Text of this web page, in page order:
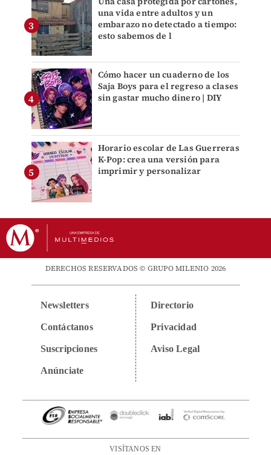
una vida entre adultos y un
embarazo no detectado a tiempo:
esto sabemos de l
Cómo hacer un cuaderno de los
Saja Boys para el regreso a clases
sin gastar mucho dinero | DIY
Horario escolar de Las Guerreras
K-Pop: crea una versión para
imprimir y personalizar
DERECHOS RESERVADOS © GRUPO MILENIO 2026
Newsletters
Contáctanos
Suscripciones
Anúnciate
Directorio
Privacidad
Aviso Legal
VISÍTANOS EN